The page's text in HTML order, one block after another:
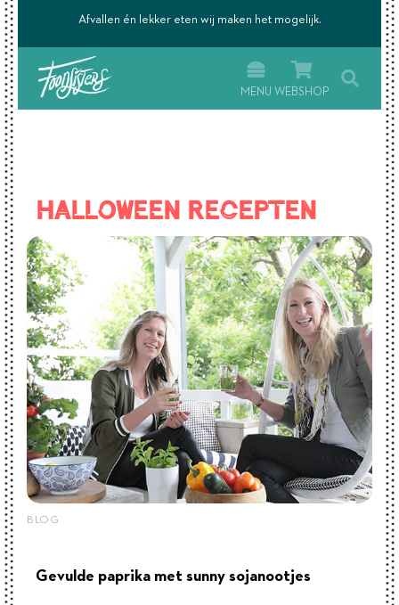
Afvallen én lekker eten wij maken het mogelijk.
MENU WEBSHOP
Halloween recepten
BLOG
Gevulde paprika met sunny sojanootjes